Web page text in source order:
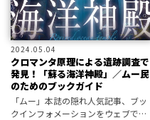
2024.05.04
クロマンタ原理による遺跡調査で
発見！「蘇る海洋神殿」／ムー民
のためのブックガイド
「ムー」本誌の隠れ人気記事、ブッ
クインフォメーションをウェブで公